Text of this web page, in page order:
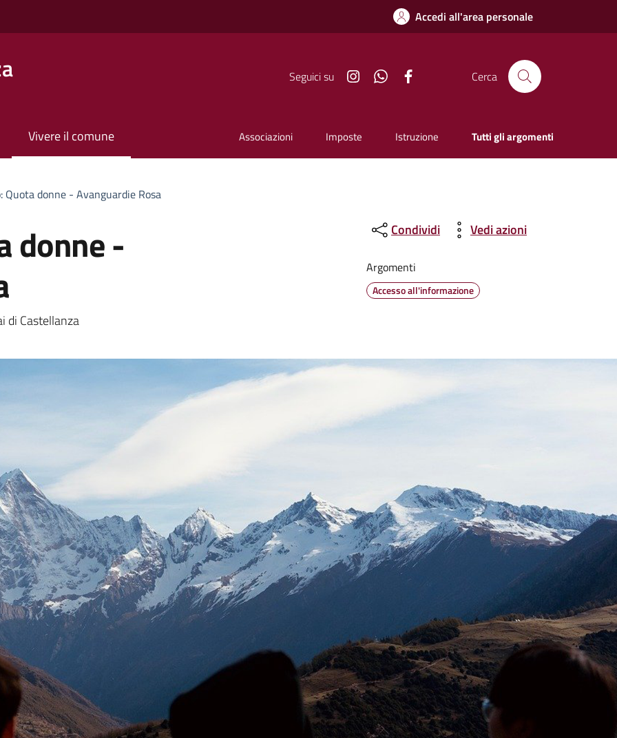
Accedi all'area personale
Seguici su InstagramWhatsapp Cerca
Vivere il comune Associazioni Imposte Istruzione Tutti gli argomenti
Quota donne - Avanguardie Rosa
donne -
di Castellanza
Condividi Vedi azioni
Argomenti
Accesso all'informazione